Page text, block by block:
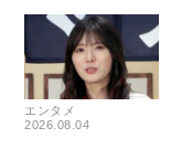
エンタメ
2026.08.04